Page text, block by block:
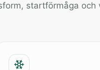
startförmåga